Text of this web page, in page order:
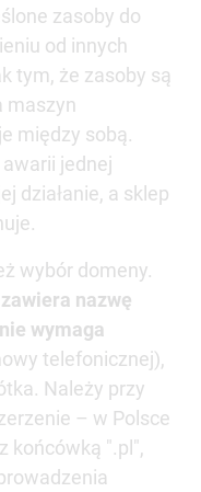
zasoby do
od innych
tym, że zasoby są
maszyn
między sobą.
jednej
działanie, a sklep
wybór domeny.
zawiera nazwę
wymaga
telefonicznej),
Należy przy
– w Polsce
końcówką ".pl",